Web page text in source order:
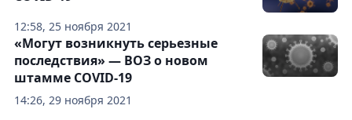
12:58, 25 ноября 2021
14:26, 29 ноября 2021
«Могут возникнуть серьезные
последствия» — ВОЗ о новом
штамме COVID-19